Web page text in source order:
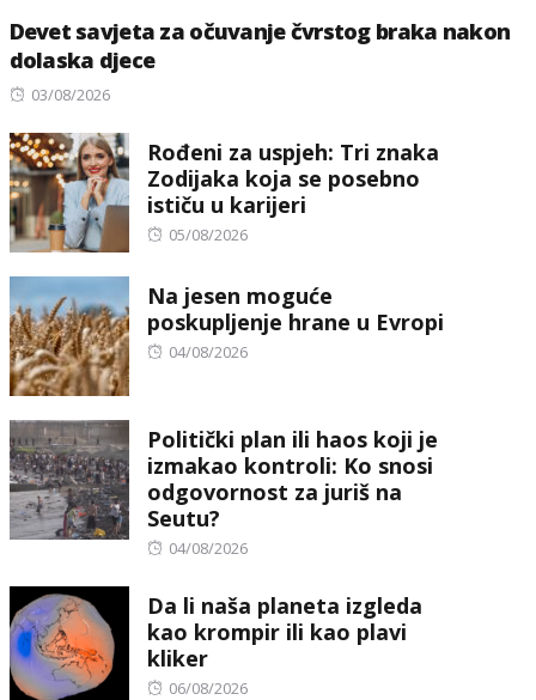
Devet savjeta za očuvanje čvrstog braka nakon
dolaska djece
Posted
03/08/2026
Rođeni za uspjeh: Tri znaka
Zodijaka koja se posebno
ističu u karijeri
Posted
05/08/2026
Na jesen moguće
poskupljenje hrane u Evropi
Posted
04/08/2026
Politički plan ili haos koji je
izmakao kontroli: Ko snosi
odgovornost za juriš na
Seutu?
Posted
04/08/2026
Da li naša planeta izgleda
kao krompir ili kao plavi
kliker
Posted
06/08/2026